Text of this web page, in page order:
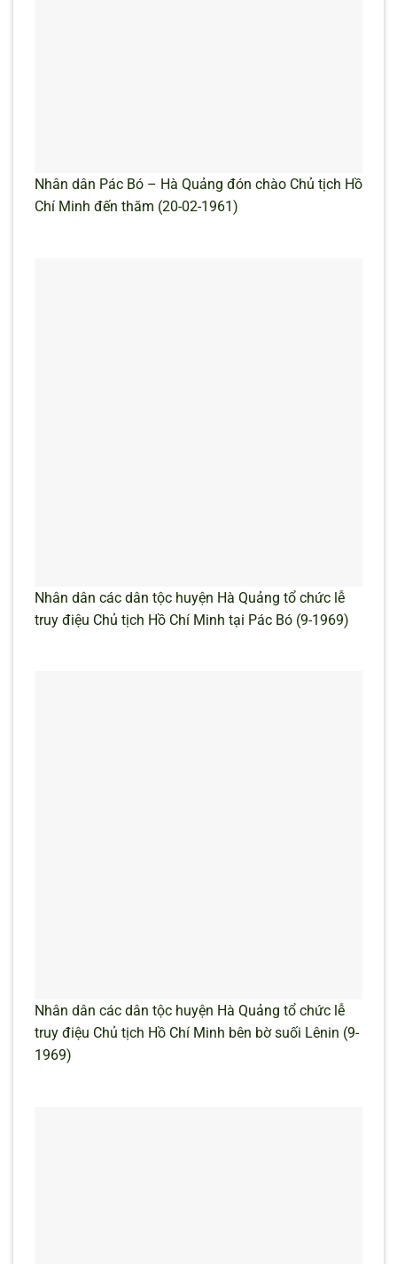
Nhân dân Pác Bó – Hà Quảng đón chào Chủ tịch Hồ
Chí Minh đến thăm (20-02-1961)
Nhân dân các dân tộc huyện Hà Quảng tổ chức lễ
truy điệu Chủ tịch Hồ Chí Minh tại Pác Bó (9-1969)
Nhân dân các dân tộc huyện Hà Quảng tổ chức lễ
truy điệu Chủ tịch Hồ Chí Minh bên bờ suối Lênin (9-
1969)